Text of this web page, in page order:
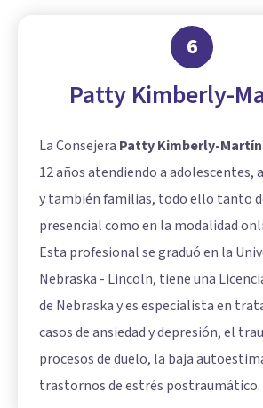
6
Patty Kimberly-
La Consejera Patty Kimberly-
12 años atendiendo a adolescentes,
y también familias, todo ello tanto
presencial como en la modalidad
Esta profesional se graduó en la
Nebraska - Lincoln, tiene una
de Nebraska y es especialista en
casos de ansiedad y depresión, el
procesos de duelo, la baja
trastornos de estrés postraumático.